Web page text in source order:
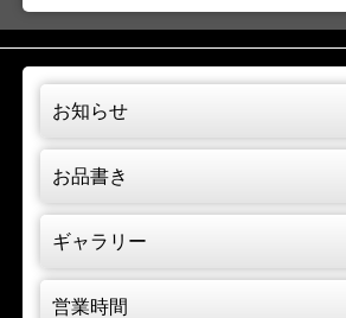
お知らせ
お品書き
ギャラリー
営業時間